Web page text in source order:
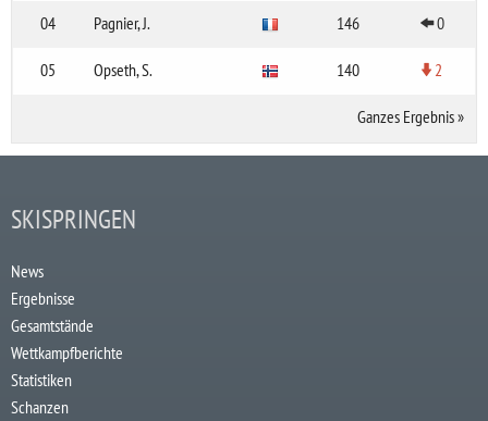
04 Pagnier, J. 146 0
05 Opseth, S. 140 2
Ganzes Ergebnis»
SKISPRINGEN
News
Ergebnisse
Gesamtstände
Wettkampfberichte
Statistiken
Schanzen